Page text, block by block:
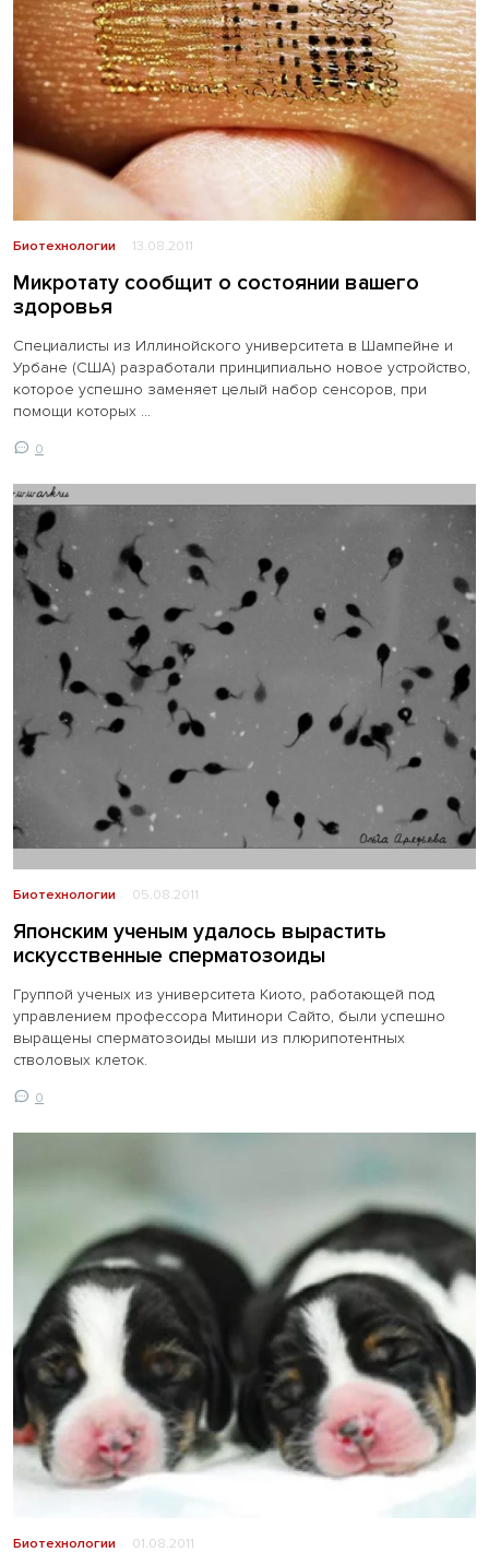
Биотехнологии 13.08.2011
Микротату сообщит о состоянии вашего
здоровья
Специалисты из Иллинойского университета в Шампейне и
Урбане (США) разработали принципиально новое устройство,
которое успешно заменяет целый набор сенсоров, при
помощи которых ...
0
Биотехнологии 05.08.2011
Японским ученым удалось вырастить
искусственные сперматозоиды
Группой ученых из университета Киото, работающей под
управлением профессора Митинори Сайто, были успешно
выращены сперматозоиды мыши из плюрипотентных
стволовых клеток.
0
Биотехнологии 01.08.2011